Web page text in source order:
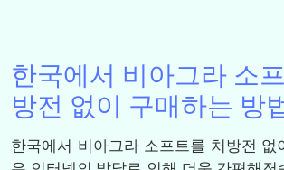
한국에서 비아그라 소
방전 없이 구매하는 방
한국에서 비아그라 소프트를 처방전 없